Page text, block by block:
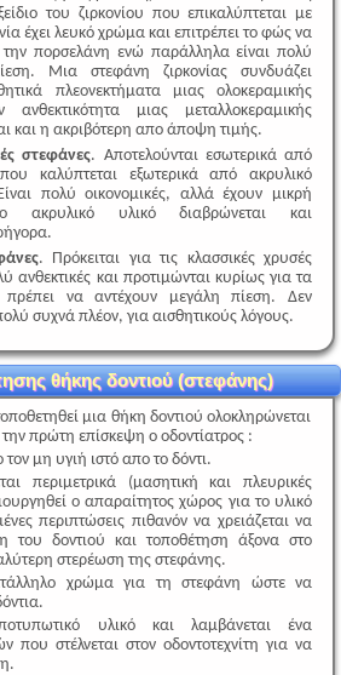
του ζιρκονίου που επικαλύπτεται με
έχει λευκό χρώμα και επιτρέπει το φώς να
πορσελάνη ενώ παράλληλα είναι πολύ
Μια στεφάνη ζιρκονίας συνδυάζει
πλεονεκτήματα μιας ολοκεραμικής
μιας μεταλλοκεραμικής
και η ακριβότερη απο άποψη τιμής.
στεφάνες. Αποτελούνται εσωτερικά από
καλύπτεται εξωτερικά από ακρυλικό
πολύ οικονομικές, αλλά έχουν μικρή
ακρυλικό υλικό διαβρώνεται και
. Πρόκειται για τις κλασσικές χρυσές
ανθεκτικές και προτιμώνται κυρίως για τα
να αντέχουν μεγάλη πίεση. Δεν
συχνά πλέον, για αισθητικούς λόγους.
θήκης δοντιού (στεφάνης)
μια θήκη δοντιού ολοκληρώνεται
την πρώτη επίσκεψη ο οδοντίατρος :
μη υγιή ιστό απο το δόντι.
περιμετρικά (μασητική και πλευρικές
ο απαραίτητος χώρος για το υλικό
περιπτώσεις πιθανόν να χρειάζεται να
του δοντιού και τοποθέτηση άξονα στο
στερέωση της στεφάνης.
χρώμα για τη στεφάνη ώστε να
υλικό και λαμβάνεται ένα
στέλνεται στον οδοντοτεχνίτη για να